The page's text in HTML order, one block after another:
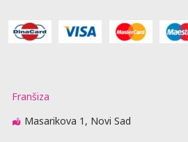
Franšiza
Masarikova 1, Novi Sad